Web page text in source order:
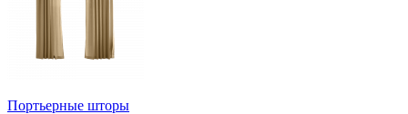
Портьерные шторы